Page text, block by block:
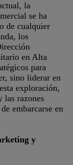
la
se ha
de cualquier
los
en Alta
para
sino liderar en
exploración,
las razones
embarcarse en
y